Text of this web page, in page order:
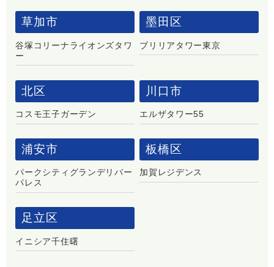
草加市
谷塚コリーナライオンズタワ
ー
墨田区
ブリリアタワー東京
北区
コスモ王子ガーデン
川口市
エルザタワー55
浦安市
パークシティグランデリバー
パレス
板橋区
加賀レジデンス
足立区
イニシア千住曙